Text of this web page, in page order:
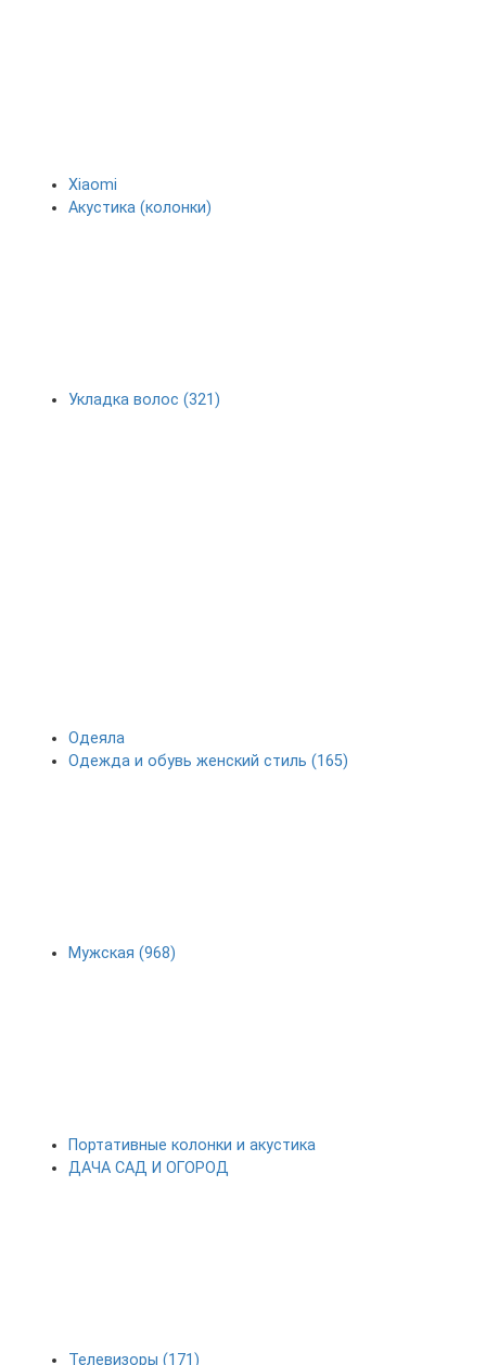
Xiaomi
Акустика (колонки)
Укладка волос (321)
Одеяла
Одежда и обувь женский стиль (165)
Мужская (968)
Портативные колонки и акустика
ДАЧА САД И ОГОРОД
Телевизоры (171)